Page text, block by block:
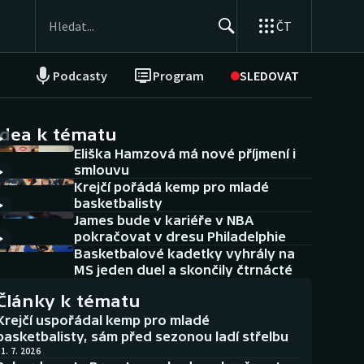
ČT
Podcasty Program SLEDOVAT
NEPŘEHLÉDNĚTE
Historické návraty
Aplikace ČT sport
AZ kvíz
k tématu
Eliška Hamzová má nové příjmení i
smlouvu
Krejčí pořádá kemp pro mladé
basketbalisty
James bude v kariéře v NBA
pokračovat v dresu Philadelphie
Basketbalové kadetky vyhrály na
MS jeden duel a skončily čtrnácté
k tématu
uspořádal kemp pro mladé
sám před sezonou ladí střelbu
7. 2026